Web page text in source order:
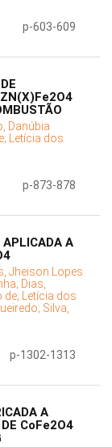
p-603-609
Danúbia
Letícia dos
p-873-878
APLICADA A
Jheison Lopes
Dias,
de; Letícia dos
Silva,
p-1302-1313
A
CoFe2O4